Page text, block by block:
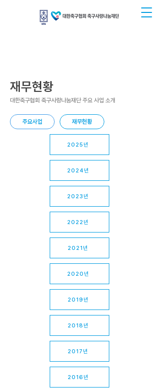
재무현황
대한축구협회 축구사랑나눔재단 주요 사업 소개
주요사업 재무현황
2025년
2024년
2023년
2022년
2021년
2020년
2019년
2018년
2017년
2016년